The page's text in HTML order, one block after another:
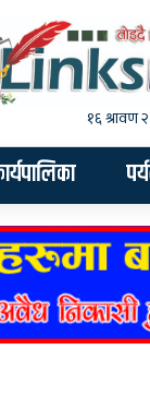
१६ श्रावण